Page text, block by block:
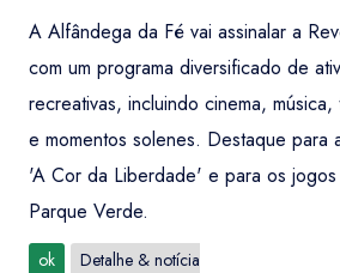
A Alfândega da Fé vai assinalar a
com um programa diversificado de
recreativas, incluindo cinema,
e momentos solenes. Destaque para
'A Cor da Liberdade' e para os jogos
Parque Verde.
ok
Detalhe & notícia